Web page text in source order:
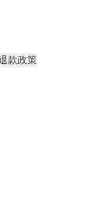
款政策